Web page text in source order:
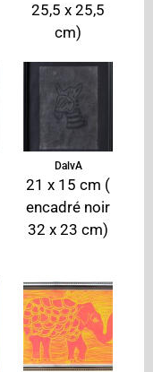
25,5 x 25,5
cm)
DalvA
21 x 15 cm (
encadré noir
32 x 23 cm)